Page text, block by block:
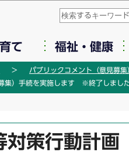
このページの本文へ
て 福祉・健康
パブリックコメント（意見募
集）手続を実施します ※終了しまし
策行動計画